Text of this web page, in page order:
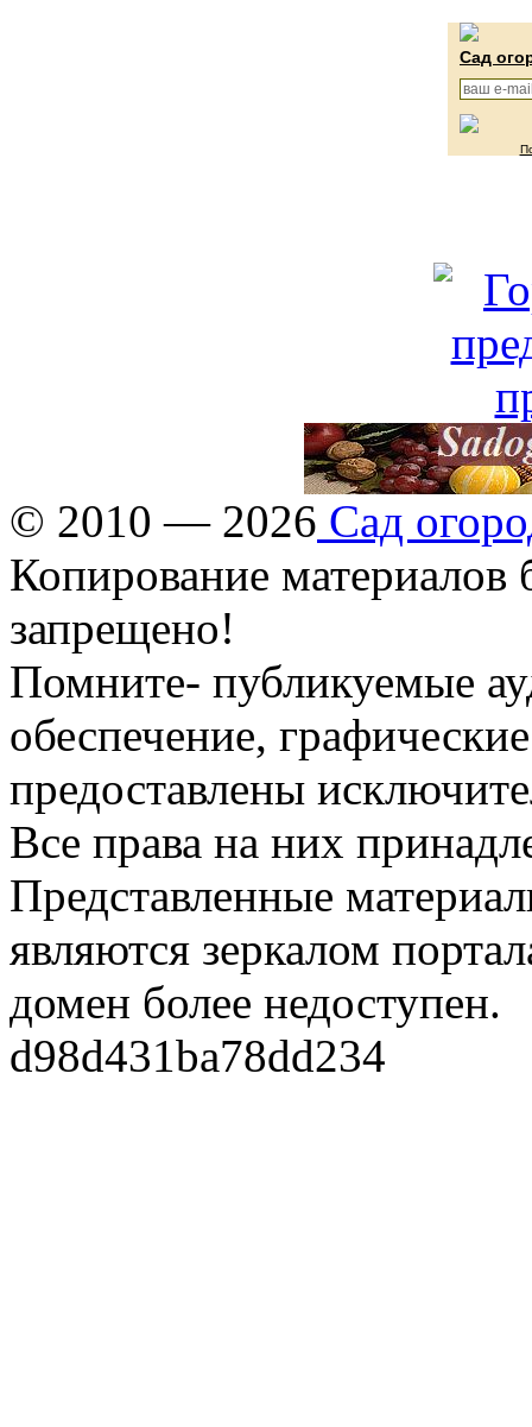
Сад
© 2010 — 2026 Сад
Копирование материалов
запрещено!
Помните- публикуемые
обеспечение,
предоставлены
Все права на них
Представленные
являются зеркалом
домен более недоступен.
d98d431ba78dd234